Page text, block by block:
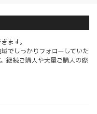
ます。
でしっかりフォローしていた
継続ご購入や大量ご購入の際